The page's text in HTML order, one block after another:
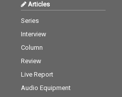
Articles
Series
Interview
Column
Review
Live Report
Audio Equipment